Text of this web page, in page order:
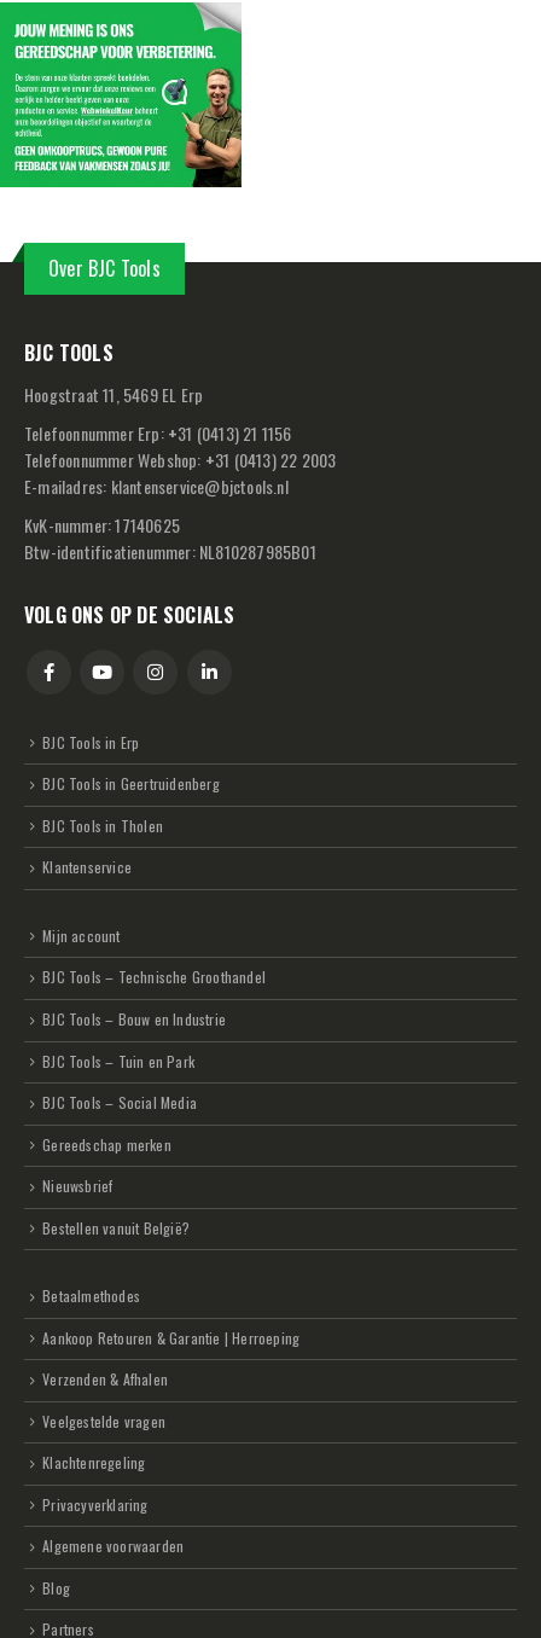
Over BJC Tools
BJC TOOLS
Hoogstraat 11, 5469 EL Erp
Telefoonnummer Erp:+31 (0413) 21 1156
Telefoonnummer Webshop: +31 (0413) 22 2003
E-mailadres: klantenservice@bjctools.nl
KvK-nummer: 17140625
Btw-identificatienummer: NL810287985B01
VOLG ONS OP DE SOCIALS
BJC Tools in Erp
BJC Tools in Geertruidenberg
BJC Tools in Tholen
Klantenservice
Mijn account
BJC Tools – Technische Groothandel
BJC Tools – Bouw en Industrie
BJC Tools – Tuin en Park
BJC Tools – Social Media
Gereedschap merken
Nieuwsbrief
Bestellen vanuit België?
Betaalmethodes
Aankoop Retouren & Garantie | Herroeping
Verzenden & Afhalen
Veelgestelde vragen
Klachtenregeling
Privacyverklaring
Algemene voorwaarden
Blog
Partners